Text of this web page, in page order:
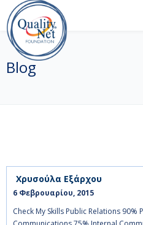
Blog
Χρυσούλα Εξάρχου
6 Φεβρουαρίου, 2015
Check My Skills Public Relations 90%